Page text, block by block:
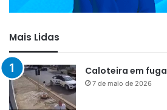
Mais Lidas
Caloteira em fuga
7 de maio de 2026